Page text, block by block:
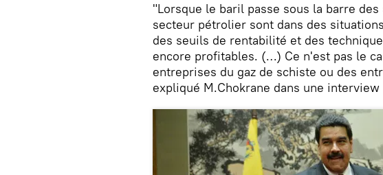
"Lorsque le baril passe sous la barre
secteur pétrolier sont dans des
des seuils de rentabilité et des
encore profitables. (…) Ce n'est pas le
entreprises du gaz de schiste ou des
expliqué M.Chokrane dans une